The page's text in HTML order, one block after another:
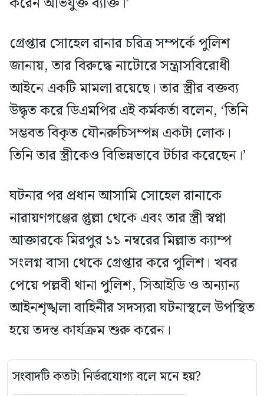
গ্রেপ্তার সোহেল রানার চরিত্র সম্পর্কে পুলিশ
জানায়, তার বিরুদ্ধে নাটোরে সন্ত্রাসবিরোধী
আইনে একটি মামলা রয়েছে। তার স্ত্রীর বক্তব্য
উদ্ধৃত করে ডিএমপির এই কর্মকর্তা বলেন, ‘তিনি
সম্ভবত বিকৃত যৌনরুচিসম্পন্ন একটা লোক।
তিনি তার স্ত্রীকেও বিভিন্নভাবে টর্চার করেছেন।’
ঘটনার পর প্রধান আসামি সোহেল রানাকে
নারায়ণগঞ্জের প্তুল্লা থেকে এবং তার স্ত্রী স্বপ্না
আক্তারকে মিরপুর ১১ নম্বরের মিল্লাত ক্যাম্প
সংলগ্ন বাসা থেকে গ্রেপ্তার করে পুলিশ। খবর
পেয়ে পল্লবী থানা পুলিশ, সিআইডি ও অন্যান্য
আইনশৃঙ্খলা বাহিনীর সদস্যরা ঘটনাস্থলে উপস্থিত
হয়ে তদন্ত কার্যক্রম শুরু করেন।
সংবাদটি কতটা নির্ভরযোগ্য বলে মনে হয়?